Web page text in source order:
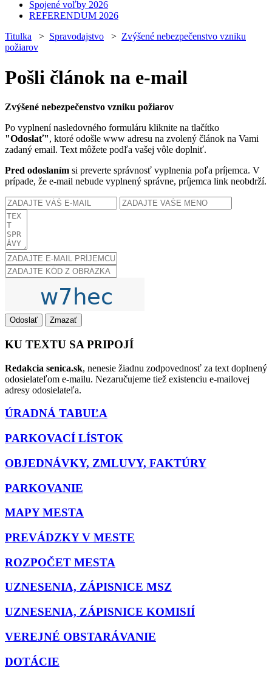
Spojené voľby 2026
REFERENDUM 2026
Titulka > Spravodajstvo > Zvýšené nebezpečenstvo vzniku
požiarov
Pošli článok na e-mail
Zvýšené nebezpečenstvo vzniku požiarov
Po vyplnení nasledovného formuláru kliknite na tlačítko
"Odoslať", ktoré odošle www adresu na zvolený článok na Vami
zadaný email. Text môžete podľa vašej vôle doplniť.
Pred odoslaním si preverte správnosť vyplnenia poľa príjemca. V
prípade, že e-mail nebude vyplnený správne, príjemca link neobdrží.
Odoslať Zmazať
KU TEXTU SA PRIPOJÍ
Redakcia senica.sk, nenesie žiadnu zodpovednosť za text doplnený
odosielateľom e-mailu. Nezaručujeme tiež existenciu e-mailovej
adresy odosielateľa.
ÚRADNÁ TABUĽA
PARKOVACÍ LÍSTOK
OBJEDNÁVKY, ZMLUVY, FAKTÚRY
PARKOVANIE
MAPY MESTA
PREVÁDZKY V MESTE
ROZPOČET MESTA
UZNESENIA, ZÁPISNICE MSZ
UZNESENIA, ZÁPISNICE KOMISIÍ
VEREJNÉ OBSTARÁVANIE
DOTÁCIE